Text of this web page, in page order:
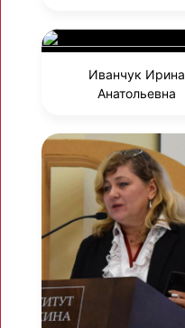
Иванчук Ирина
Анатольевна